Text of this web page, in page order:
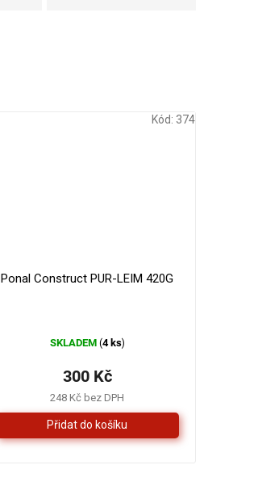
Ponal Construct PUR-LEIM 420G
SKLADEM (4 ks)
248 Kč bez DPH
300 Kč
Kód: 374